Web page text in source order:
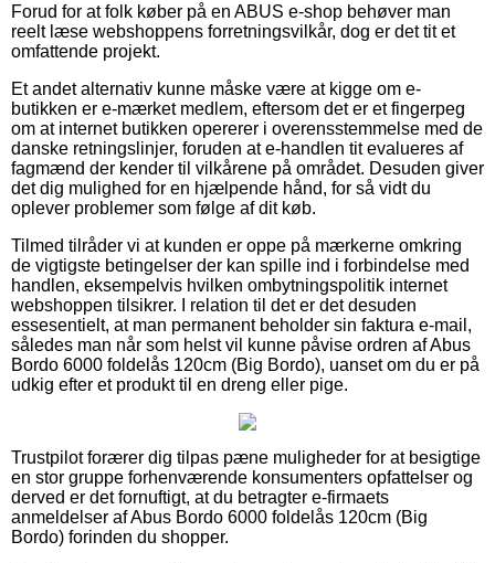
Forud for at folk køber på en ABUS e-shop behøver man
reelt læse webshoppens forretningsvilkår, dog er det tit et
omfattende projekt.
Et andet alternativ kunne måske være at kigge om e-
butikken er e-mærket medlem, eftersom det er et fingerpeg
om at internet butikken opererer i overensstemmelse med de
danske retningslinjer, foruden at e-handlen tit evalueres af
fagmænd der kender til vilkårene på området. Desuden giver
det dig mulighed for en hjælpende hånd, for så vidt du
oplever problemer som følge af dit køb.
Tilmed tilråder vi at kunden er oppe på mærkerne omkring
de vigtigste betingelser der kan spille ind i forbindelse med
handlen, eksempelvis hvilken ombytningspolitik internet
webshoppen tilsikrer. I relation til det er det desuden
essesentielt, at man permanent beholder sin faktura e-mail,
således man når som helst vil kunne påvise ordren af Abus
Bordo 6000 foldelås 120cm (Big Bordo), uanset om du er på
udkig efter et produkt til en dreng eller pige.
Trustpilot forærer dig tilpas pæne muligheder for at besigtige
en stor gruppe forhenværende konsumenters opfattelser og
derved er det fornuftigt, at du betragter e-firmaets
anmeldelser af Abus Bordo 6000 foldelås 120cm (Big
Bordo) forinden du shopper.